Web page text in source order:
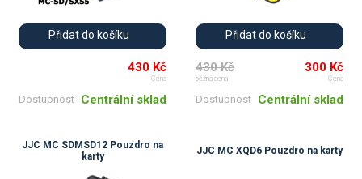
Přidat do košíku
430 Kč
Cena
Dostupnost Centrální sklad
Přidat do košíku
430 Kč
běžná cena
300 Kč
Cena
Dostupnost Centrální sklad
JJC MC SDMSD12 Pouzdro na
karty
JJC MC XQD6 Pouzdro na karty